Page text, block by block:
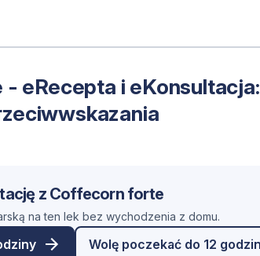
eRecepta i
z Coffecorn forte
na ten lek bez wychodzenia z domu.
Wolę poczekać do 12 godzin